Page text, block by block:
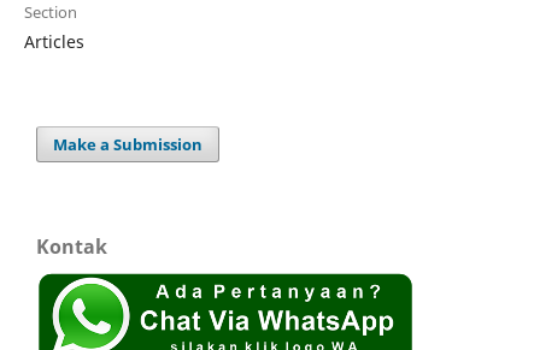
Section
Articles
Make a Submission
Kontak